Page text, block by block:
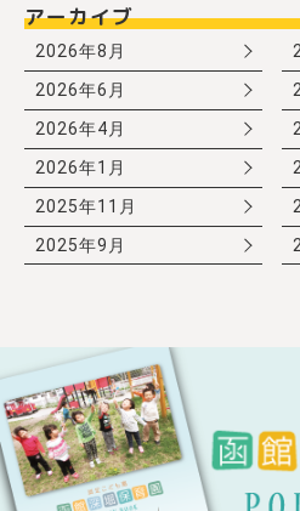
アーカイブ
2026年8月
2026年6月
2026年4月
2026年1月
2025年11月
2025年9月